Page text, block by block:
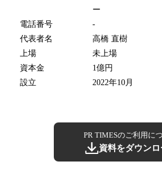
ー
電話番号
-
代表者名
高橋 直樹
上場
未上場
資本金
1億円
設立
2022年10月
PR TIMESのご利用に
資料をダウンロ